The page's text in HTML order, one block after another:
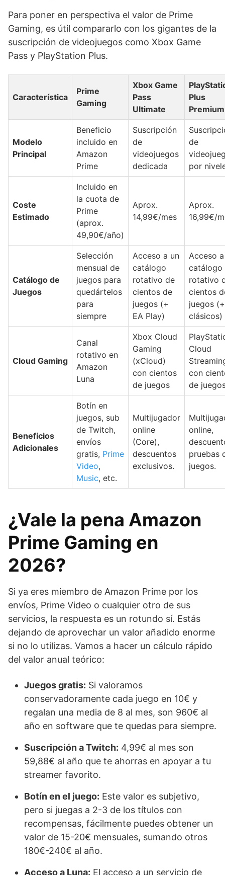
Para poner en perspectiva el valor de Prime
Gaming, es útil compararlo con los gigantes de la
suscripción de videojuegos como Xbox Game
Pass y PlayStation Plus.
Característica
Prime
Gaming
Xbox Game
Pass
Ultimate
Plus
Premium
Modelo
Principal
Beneficio
incluido en
Amazon
Prime
Suscripción
de
videojuegos
dedicada
de
por
Coste
Estimado
Incluido en
la cuota de
Prime
(aprox.
49,90€/año)
Aprox.
14,99€/mes
Aprox.
16,99€/
Catálogo de
Juegos
Selección
mensual de
juegos para
quedártelos
para
siempre
Acceso a un
catálogo
rotativo de
cientos de
juegos (+
EA Play)
Acceso
catálogo
rotativo
cientos
juegos (+
clásicos)
Cloud Gaming
Canal
rotativo en
Amazon
Luna
Xbox Cloud
Gaming
(xCloud)
con cientos
de juegos
Cloud
con
de
Beneficios
Adicionales
Botín en
juegos, sub
de Twitch,
envíos
gratis, Prime
Video,
Music, etc.
Multijugador
online
(Core),
descuentos
exclusivos.
online,
pruebas
juegos.
¿Vale la pena Amazon
Prime Gaming en
2026?
Si ya eres miembro de Amazon Prime por los
envíos, Prime Video o cualquier otro de sus
servicios, la respuesta es un rotundo sí. Estás
dejando de aprovechar un valor añadido enorme
si no lo utilizas. Vamos a hacer un cálculo rápido
del valor anual teórico:
Juegos gratis: Si valoramos
conservadoramente cada juego en 10€ y
regalan una media de 8 al mes, son 960€ al
año en software que te quedas para siempre.
Suscripción a Twitch: 4,99€ al mes son
59,88€ al año que te ahorras en apoyar a tu
streamer favorito.
Botín en el juego: Este valor es subjetivo,
pero si juegas a 2-3 de los títulos con
recompensas, fácilmente puedes obtener un
valor de 15-20€ mensuales, sumando otros
180€-240€ al año.
Acceso a Luna: El acceso a un servicio de